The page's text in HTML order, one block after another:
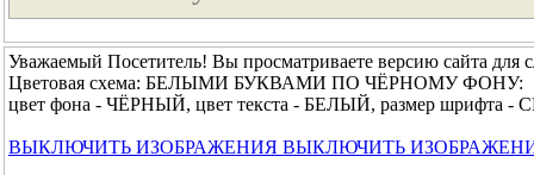
Уважаемый Посетитель! Вы просматриваете версию сайта для
Цветовая схема: БЕЛЫМИ БУКВАМИ ПО ЧЁРНОМУ ФОНУ:
цвет фона - ЧЁРНЫЙ, цвет текста - БЕЛЫЙ, размер шрифта
ВЫКЛЮЧИТЬ ИЗОБРАЖЕНИЯ ВЫКЛЮЧИТЬ